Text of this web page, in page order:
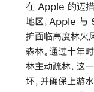
在 Apple 的迈措
地区，Apple 与
护面临高度林火
森林。通过十年
林主动疏林，这
坏，并确保上游